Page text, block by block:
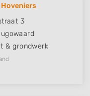
3
& grondwerk